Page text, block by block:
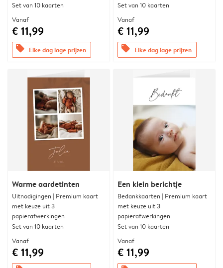
Set van 10 kaarten
Vanaf
€ 11,99
offers Elke dag lage prijzen
Set van 10 kaarten
Vanaf
€ 11,99
offers Elke dag lage prijzen
Warme aardetinten
Uitnodigingen | Premium kaart
met keuze uit 3
papierafwerkingen
Set van 10 kaarten
Vanaf
€ 11,99
Een klein berichtje
Bedankkaarten | Premium kaart
met keuze uit 3
papierafwerkingen
Set van 10 kaarten
Vanaf
€ 11,99